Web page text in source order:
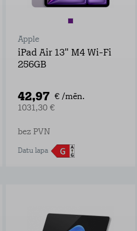
Apple
iPad Air 13" M4 Wi-Fi
256GB
42,97 € /mēn.
1031,30 €
bez PVN
Datu lapa